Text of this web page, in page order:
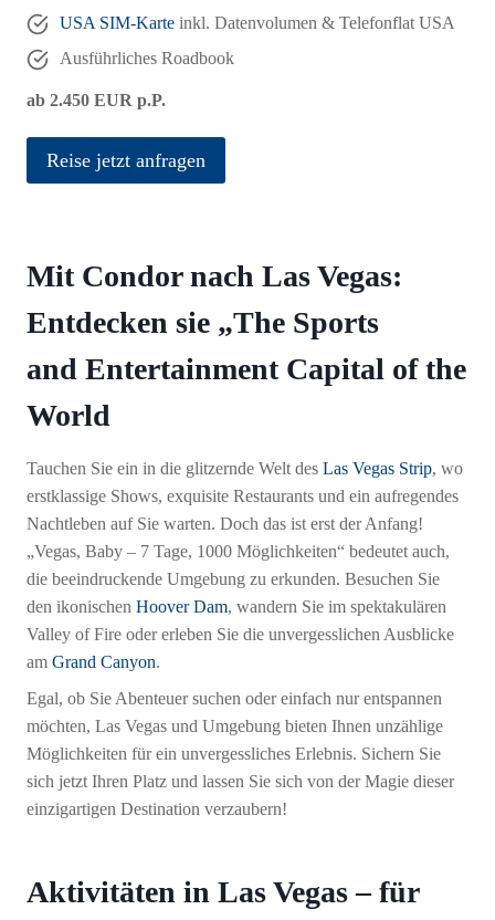
USA SIM-Karte inkl. Datenvolumen & Telefonflat USA
Ausführliches Roadbook
ab 2.450 EUR p.P.
Reise jetzt anfragen
Mit Condor nach Las Vegas:
Entdecken sie „The Sports
and Entertainment Capital of the
World
Tauchen Sie ein in die glitzernde Welt des Las Vegas Strip, wo
erstklassige Shows, exquisite Restaurants und ein aufregendes
Nachtleben auf Sie warten. Doch das ist erst der Anfang!
„Vegas, Baby – 7 Tage, 1000 Möglichkeiten“ bedeutet auch,
die beeindruckende Umgebung zu erkunden. Besuchen Sie
den ikonischen Hoover Dam, wandern Sie im spektakulären
Valley of Fire oder erleben Sie die unvergesslichen Ausblicke
am Grand Canyon.
Egal, ob Sie Abenteuer suchen oder einfach nur entspannen
möchten, Las Vegas und Umgebung bieten Ihnen unzählige
Möglichkeiten für ein unvergessliches Erlebnis. Sichern Sie
sich jetzt Ihren Platz und lassen Sie sich von der Magie dieser
einzigartigen Destination verzaubern!
Aktivitäten in Las Vegas – für